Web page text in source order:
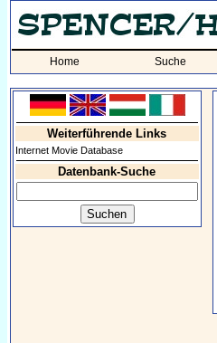
Home Suche
Weiterführende Links
Internet Movie Database
Datenbank-Suche